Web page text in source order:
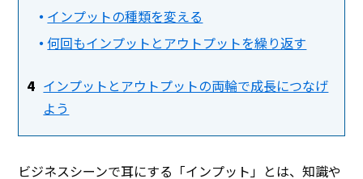
インプットの種類を変える
何回もインプットとアウトプットを繰り返す
インプットとアウトプットの両輪で成長につなげ
よう
ビジネスシーンで耳にする「インプット」とは、知識や